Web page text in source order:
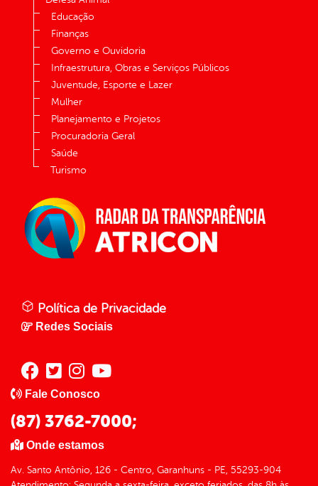
Educação
Finanças
Governo e Ouvidoria
Infraestrutura, Obras e Serviços Públicos
Juventude, Esporte e Lazer
Mulher
Planejamento e Projetos
Procuradoria Geral
Saúde
Turismo
Política de Privacidade
Redes Sociais
Fale Conosco
(87) 3762-7000;
Onde estamos
Av. Santo Antônio, 126 - Centro, Garanhuns - PE, 55293-904